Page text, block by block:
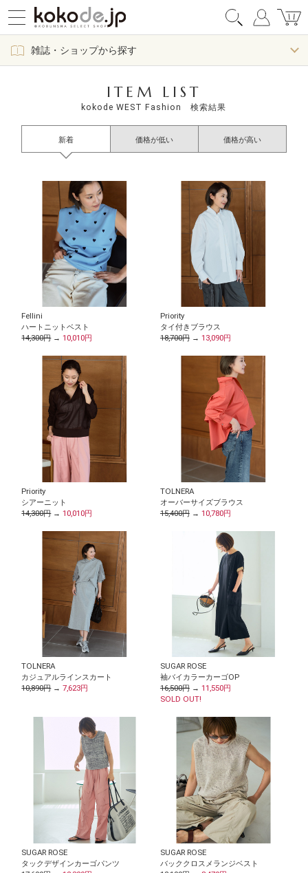
雑誌・ショップから探す
ITEM LIST
kokode WEST Fashion 検索結果
新着 価格が低い 価格が高い
Fellini
ハートニットベスト
14,300円→10,010円
Priority
タイ付きブラウス
18,700円→ 13,090円
Priority
シアーニット
14,300円→10,010円
TOLNERA
オーバーサイズブラウス
15,400円→ 10,780円
TOLNERA
カジュアルラインスカート
10,890円→7,623円
SUGAR ROSE
袖バイカラーカーゴOP
16,500円→ 11,550円
SOLD OUT!
SUGAR ROSE
タックデザインカーゴパンツ
SUGAR ROSE
バッククロスメランジベスト